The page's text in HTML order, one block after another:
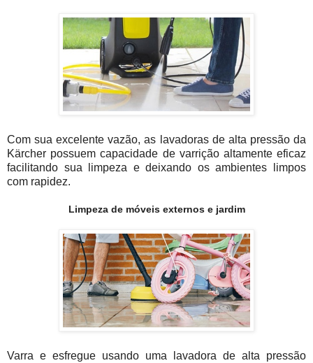
Com sua excelente vazão, as lavadoras de alta pressão da
Kärcher possuem capacidade de varrição altamente eficaz
facilitando sua limpeza e deixando os ambientes limpos
com rapidez.
Limpeza de móveis externos e jardim
Varra e esfregue usando uma lavadora de alta pressão